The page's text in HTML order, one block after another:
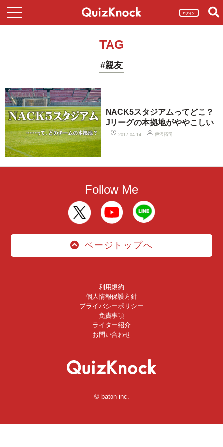
ログイン
TAG
#親友
NACK5スタジアムってどこ？
Jリーグの本拠地がややこしい
2017.04.14 伊沢拓司
Follow Me
ページトップへ
利用規約
個人情報保護方針
プライバシーポリシー
免責事項
ライター紹介
お問い合わせ
© baton inc.